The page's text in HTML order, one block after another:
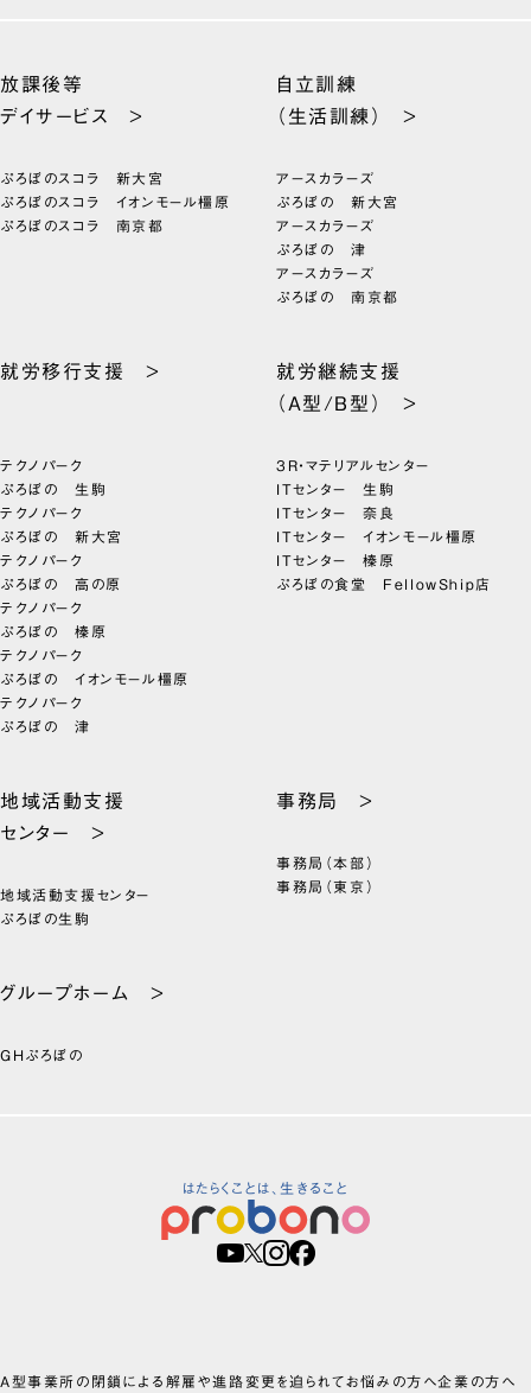
放課後等
デイサービス >
ぷろぼのスコラ 新大宮
ぷろぼのスコラ イオンモール橿原
ぷろぼのスコラ 南京都
自立訓練
（生活訓練） >
アースカラーズ
ぷろぼの 新大宮
アースカラーズ
ぷろぼの 津
アースカラーズ
ぷろぼの 南京都
就労移行支援 >
テクノパーク
ぷろぼの 生駒
テクノパーク
ぷろぼの 新大宮
テクノパーク
ぷろぼの 高の原
テクノパーク
ぷろぼの 榛原
テクノパーク
ぷろぼの イオンモール橿原
テクノパーク
ぷろぼの 津
就労継続支援
（A型/B型） >
3R・マテリアルセンター
ITセンター 生駒
ITセンター 奈良
ITセンター イオンモール橿原
ITセンター 榛原
ぷろぼの食堂 FellowShip店
地域活動支援
センター >
地域活動支援センター
ぷろぼの生駒
事務局 >
事務局（本部）
事務局（東京）
グループホーム >
GHぷろぼの
はたらくことは、生きること
A型事業所の閉鎖による解雇や進路変更を迫られてお悩みの方へ企業の方へ